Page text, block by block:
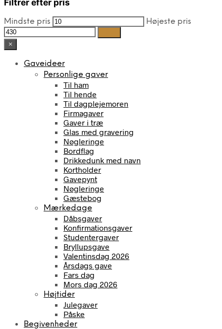
Filtrer efter pris
Mindste pris Højeste pris
×
Gaveideer
Personlige gaver
Til ham
Til hende
Til dagplejemoren
Firmagaver
Gaver i træ
Glas med gravering
Nøgleringe
Bordflag
Drikkedunk med navn
Kortholder
Gavepynt
Nøgleringe
Gæstebog
Mærkedage
Dåbsgaver
Konfirmationsgaver
Studentergaver
Bryllupsgave
Valentinsdag 2026
Årsdags gave
Fars dag
Mors dag 2026
Højtider
Julegaver
Påske
Begivenheder